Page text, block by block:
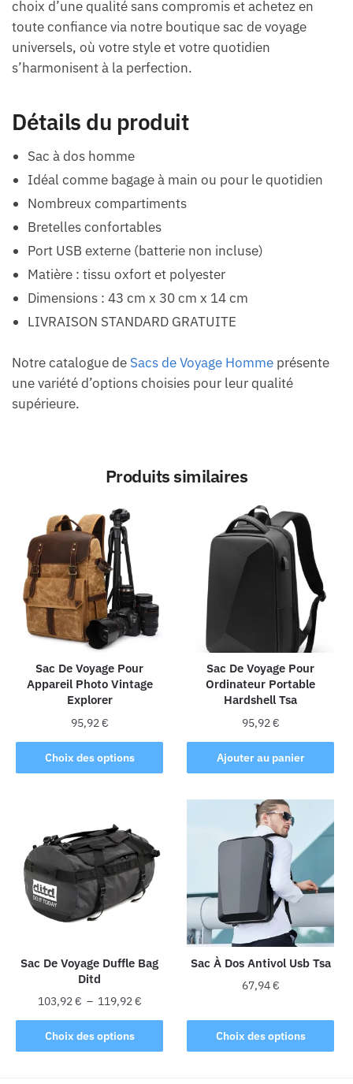
choix d’une qualité sans compromis et achetez en
toute confiance via notre boutique sac de voyage
universels, où votre style et votre quotidien
s’harmonisent à la perfection.
Détails du produit
Sac à dos homme
Idéal comme bagage à main ou pour le quotidien
Nombreux compartiments
Bretelles confortables
Port USB externe (batterie non incluse)
Matière : tissu oxfort et polyester
Dimensions : 43 cm x 30 cm x 14 cm
LIVRAISON STANDARD GRATUITE
Notre catalogue de Sacs de Voyage Homme présente
une variété d’options choisies pour leur qualité
supérieure.
Produits similaires
Sac De Voyage Pour
Appareil Photo Vintage
Explorer
95,92€
Choix des options
produit
variations.
Les
options
peuvent
être
choisies
la
page
du
produit
Sac De Voyage Pour
Ordinateur Portable
Hardshell Tsa
95,92€
Ajouter au panier
Sac De Voyage Duffle Bag
Ditd
103,92€ – 119,92€Plage
de
103,92 €
Choix des options
Ce
produit
Sac À Dos Antivol Usb Tsa
67,94€
Choix des options
produit
a